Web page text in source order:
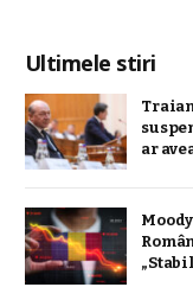
Ultimele stiri
ar